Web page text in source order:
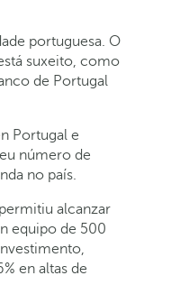
portuguesa. O
suxeito, como
de Portugal
Portugal e
número de
no país.
alcanzar
equipo de 500
en altas de